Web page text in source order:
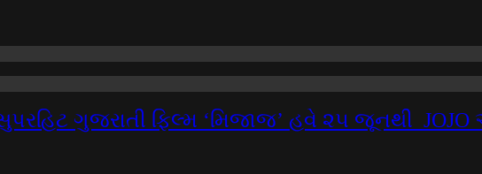
ગુજરાતી ફિલ્મ ‘મિજાજ’ હવે ૨૫ જૂનથી